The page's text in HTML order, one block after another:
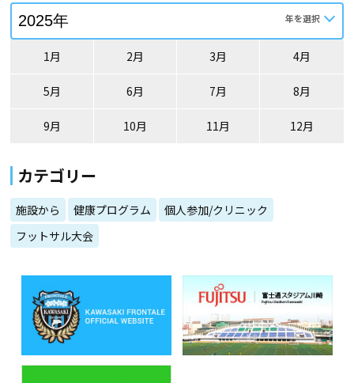
1月 2月 3月 4月
5月 6月 7月 8月
9月 10月 11月 12月
カテゴリー
施設から 健康プログラム
個人参加/クリニック
フットサル大会